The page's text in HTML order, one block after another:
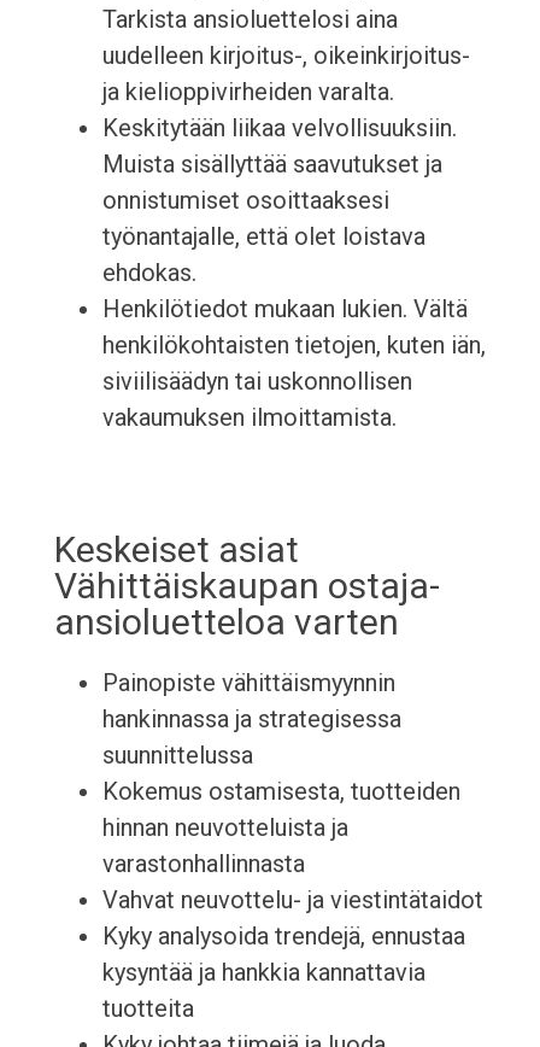
Tarkista ansioluettelosi aina
uudelleen kirjoitus-, oikeinkirjoitus-
ja kielioppivirheiden varalta.
Keskitytään liikaa velvollisuuksiin.
Muista sisällyttää saavutukset ja
onnistumiset osoittaaksesi
työnantajalle, että olet loistava
ehdokas.
Henkilötiedot mukaan lukien. Vältä
henkilökohtaisten tietojen, kuten iän,
siviilisäädyn tai uskonnollisen
vakaumuksen ilmoittamista.
Keskeiset asiat
Vähittäiskaupan ostaja-
ansioluetteloa varten
Painopiste vähittäismyynnin
hankinnassa ja strategisessa
suunnittelussa
Kokemus ostamisesta, tuotteiden
hinnan neuvotteluista ja
varastonhallinnasta
Vahvat neuvottelu- ja viestintätaidot
Kyky analysoida trendejä, ennustaa
kysyntää ja hankkia kannattavia
tuotteita